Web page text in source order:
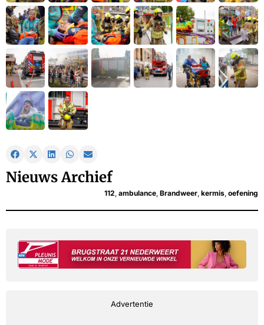
Nieuws Archief
112, ambulance, Brandweer, kermis, oefening
Advertentie